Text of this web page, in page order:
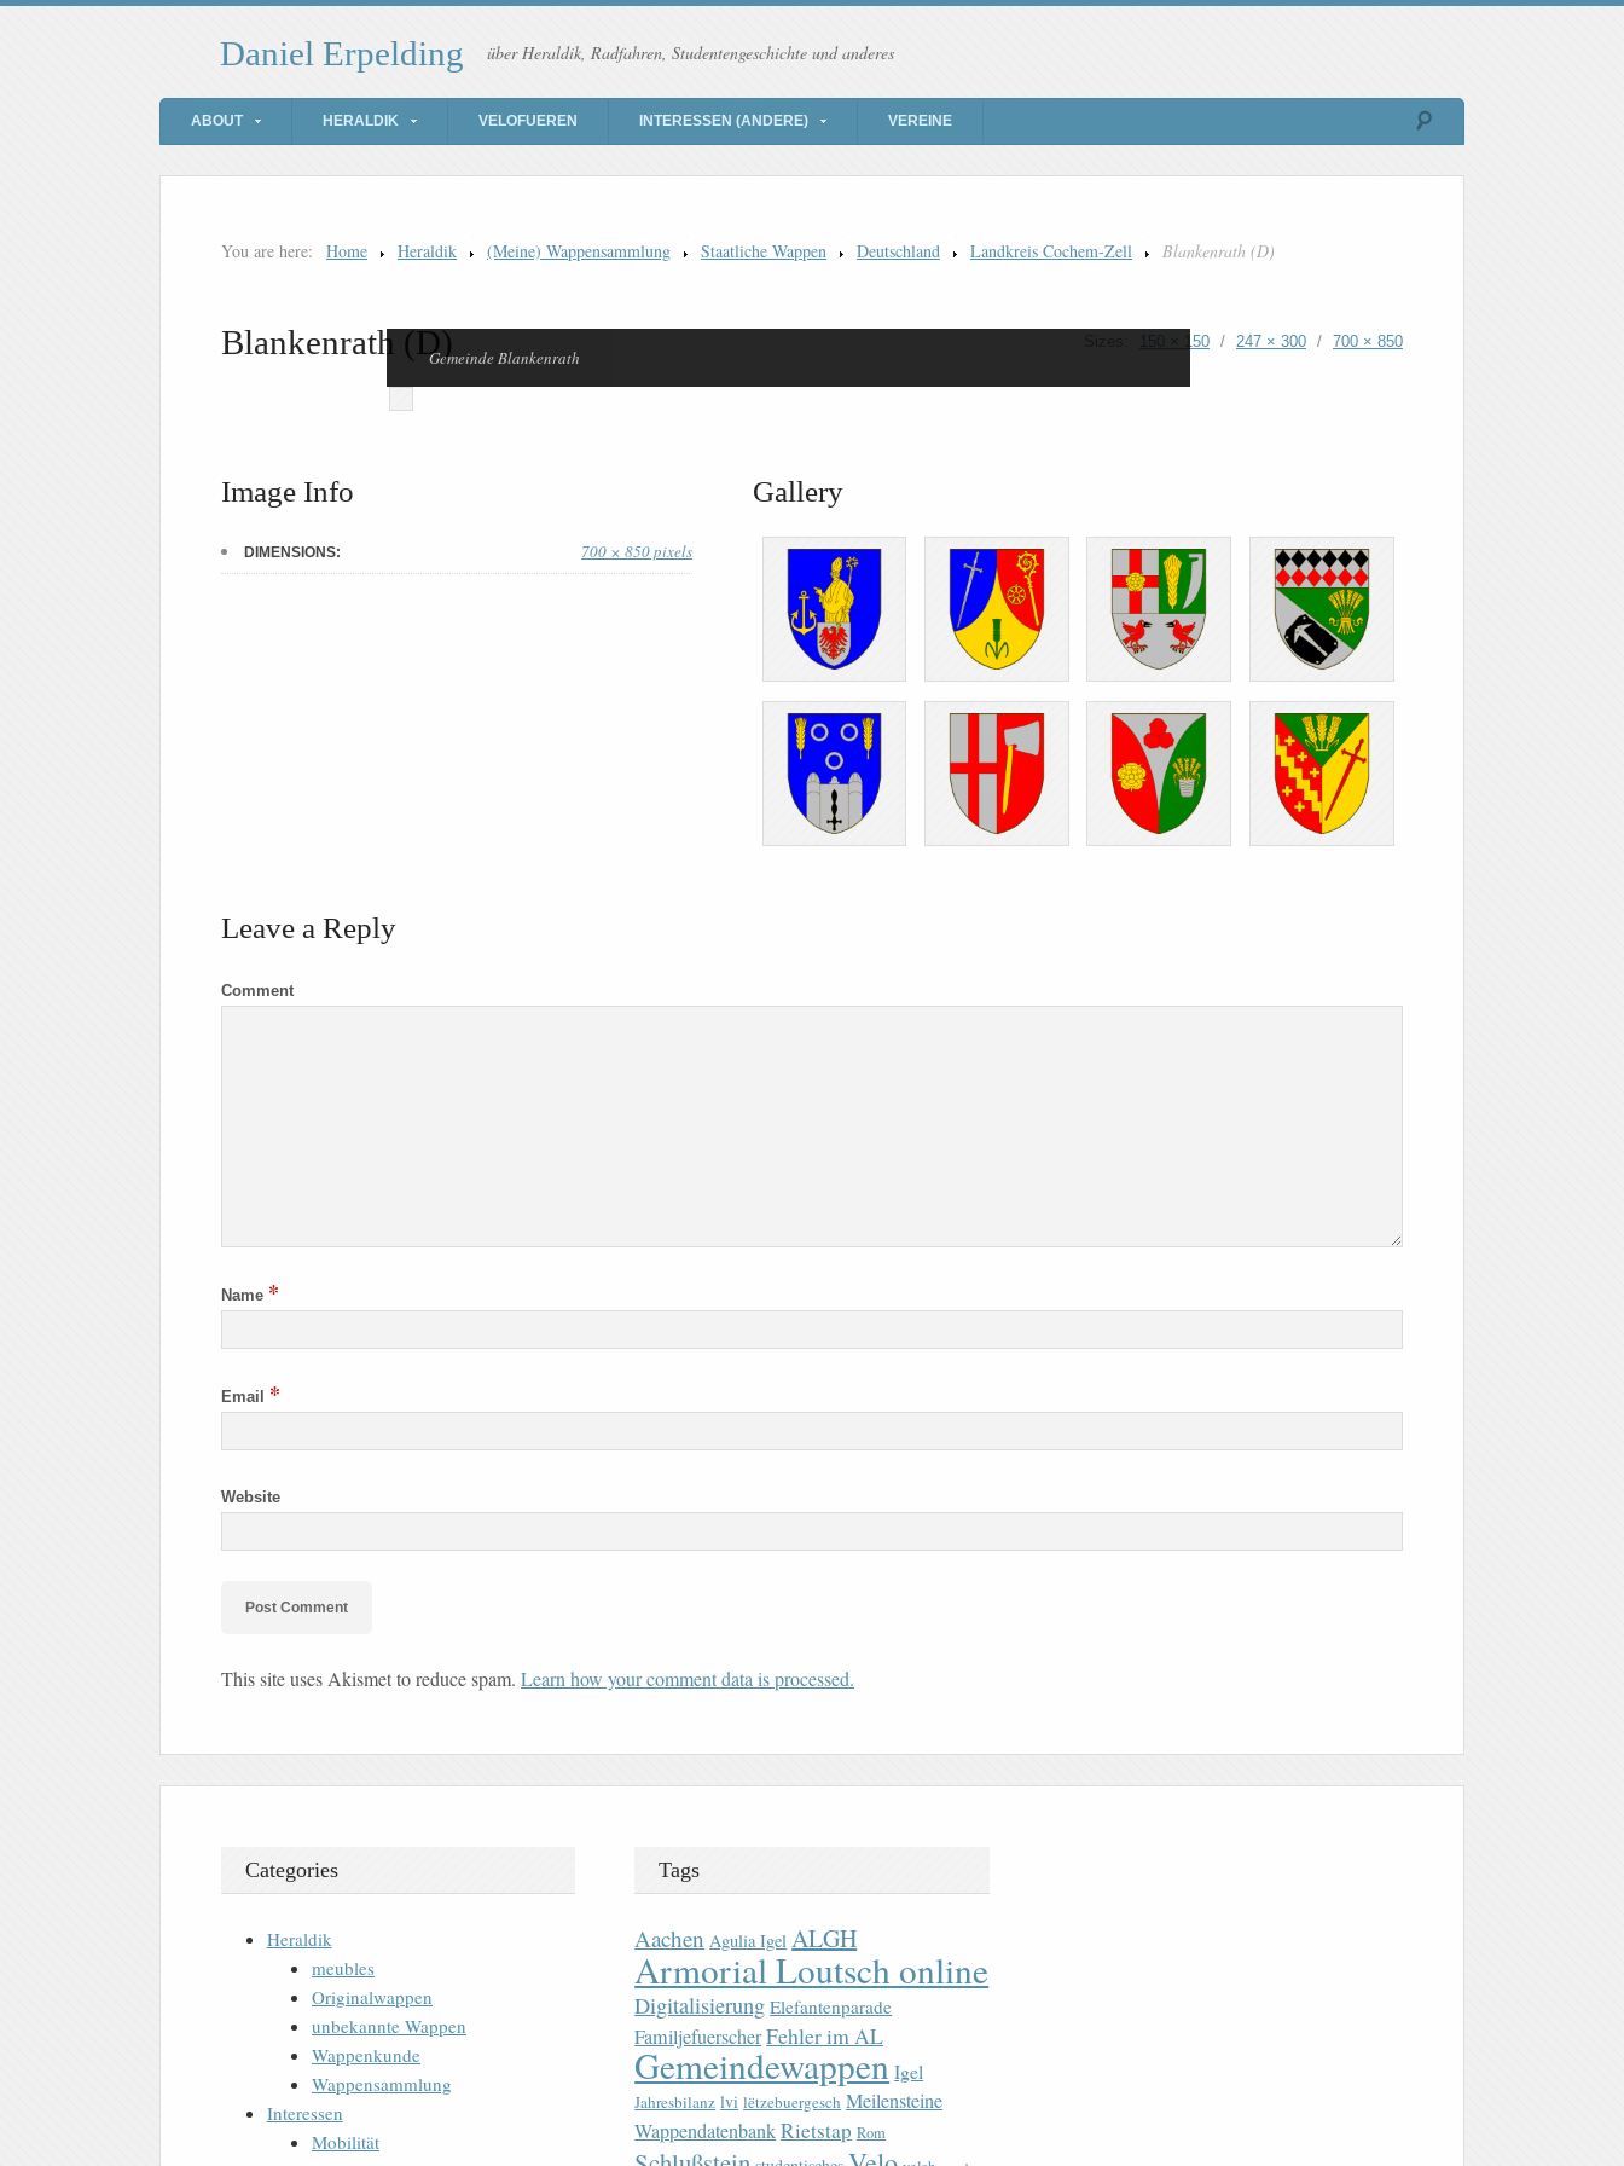
Daniel Erpelding über Heraldik, Radfahren, Studentengeschichte und anderes
ABOUT HERALDIK VELOFUEREN INTERESSEN (ANDERE) VEREINE
You are here: Home Heraldik (Meine) Wappensammlung Staatliche Wappen Deutschland Landkreis Cochem-Zell Blankenrath (D)
Blankenrath (D) 150 × 150 / 247 × 300 / 700 × 850
Gemeinde Blankenrath
Image Info
DIMENSIONS: 700 × 850 pixels
Gallery
Leave a Reply
Comment
Name *
Email *
Website
This site uses Akismet to reduce spam. Learn how your comment data is processed.
Categories
Heraldik
meubles
Originalwappen
unbekannte Wappen
Wappenkunde
Wappensammlung
Interessen
Mobilität
Tags
Aachen Agulia Igel ALGH
Armorial Loutsch online
Digitalisierung Elefantenparade
FamiljefuerscherFehler im AL
Gemeindewappen Igel
Jahresbilanz lvi lëtzebuergesch Meilensteine
WappendatenbankRietstap Rom